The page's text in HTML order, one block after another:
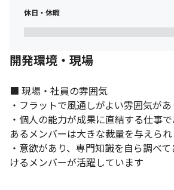
休日・休暇
開発環境・現場
■ 現場・社員の雰囲気
・フラットで風通しがよい雰囲気が
・個人の能力が成果に直結する仕事
あるメンバーは大きな裁量を与えら
・意欲があり、専門知識を自ら調べ
けるメンバーが活躍しています